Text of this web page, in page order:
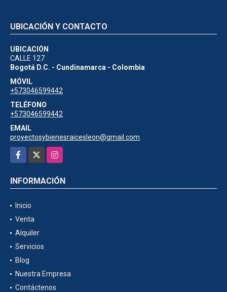
UBICACIÓN Y CONTACTO
UBICACIÓN
CALLE 127
Bogotá D.C. - Cundinamarca - Colombia
MÓVIL
+573046599442
TELÉFONO
+573046599442
EMAIL
proyectosybienesraicesleon@gmail.com
Facebook
Instagram
INFORMACIÓN
Inicio
Venta
Alquiler
Servicios
Blog
Nuestra Empresa
Contáctenos